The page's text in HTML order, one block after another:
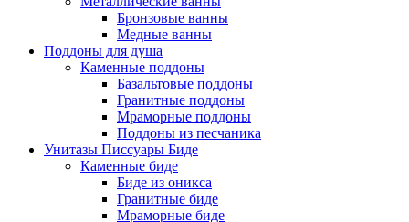
Бронзовые ванны
Медные ванны
Поддоны для душа
Каменные поддоны
Базальтовые поддоны
Гранитные поддоны
Мраморные поддоны
Поддоны из песчаника
Унитазы Писсуары Биде
Каменные биде
Биде из оникса
Гранитные биде
Мраморные биде